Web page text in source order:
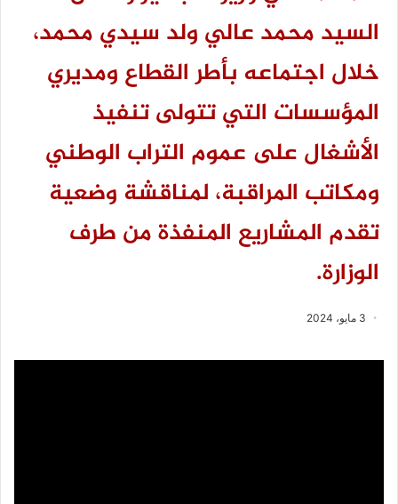
السيد محمد عالي ولد سيدي محمد،
خلال اجتماعه بأطر القطاع ومديري
المؤسسات التي تتولى تنفيذ
الأشغال على عموم التراب الوطني
ومكاتب المراقبة، لمناقشة وضعية
تقدم المشاريع المنفذة من طرف
الوزارة.
3 مايو، 2024